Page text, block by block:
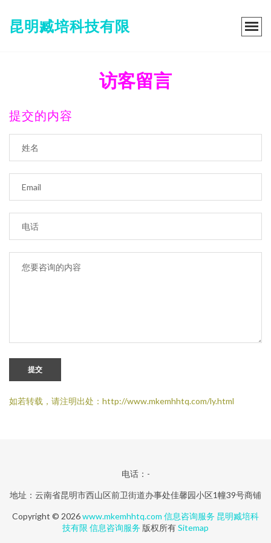
昆明臧培科技有限
访客留言
提交的内容
提交
如若转载，请注明出处：http://www.mkemhhtq.com/ly.html
电话：-
地址：云南省昆明市西山区前卫街道办事处佳馨园小区1幢39号商铺
Copyright © 2026www.mkemhhtq.com 信息咨询服务 昆明臧培科
技有限 信息咨询服务 版权所有Sitemap